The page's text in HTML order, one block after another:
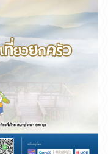
ญ่อีกครั้ง กับงานไทย
นต้นหนาวรวมกว่า
สายการบิน สปา เรือ